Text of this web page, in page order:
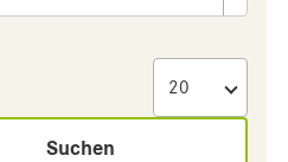
Suchen